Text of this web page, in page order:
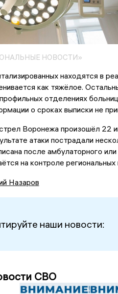
НОВОСТИ»
находятся в
как тяжёлое.
отделениях
о сроках выписки не
Воронежа произошёл 22
атаки пострадали
после амбулаторного
на контроле
Назаров
наши новости:
СВО